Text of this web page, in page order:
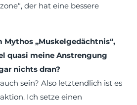
der hat eine bessere
Mythos „Muskelgedächtnis“,
quasi meine Anstrengung
nichts dran?
sein? Also letztendlich ist es
Ich setze einen